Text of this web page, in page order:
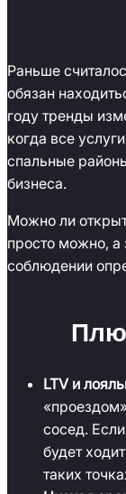
Раньше
обязан
году тренды
когда все
спальные
бизнеса.
Можно ли
просто можно,
соблюдении
LTV и
сосед.
будет
таких